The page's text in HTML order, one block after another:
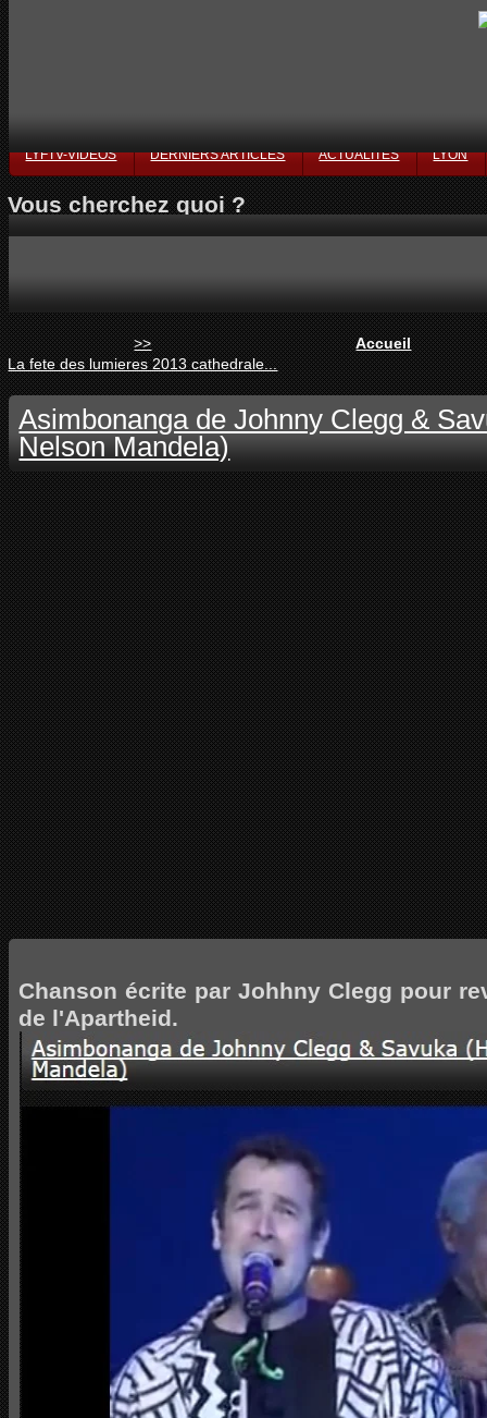
LYFTV-VIDÉOS DERNIERS ARTICLES ACTUALITÉS LYON
Vous cherchez quoi ?
>>
La fete des lumieres 2013 cathedrale...
Accueil
Asimbonanga de Johnny Clegg &
Nelson Mandela)
Chanson écrite par Johhny Clegg pour
de l'Apartheid.